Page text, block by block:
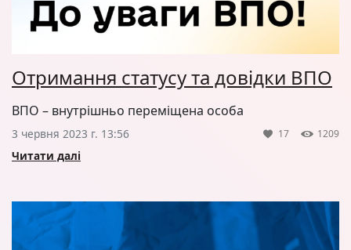
Отримання статусу та довідки ВПО
ВПО – внутрішньо переміщена особа
3 червня 2023 г. 13:56 17 1209
Читати далі